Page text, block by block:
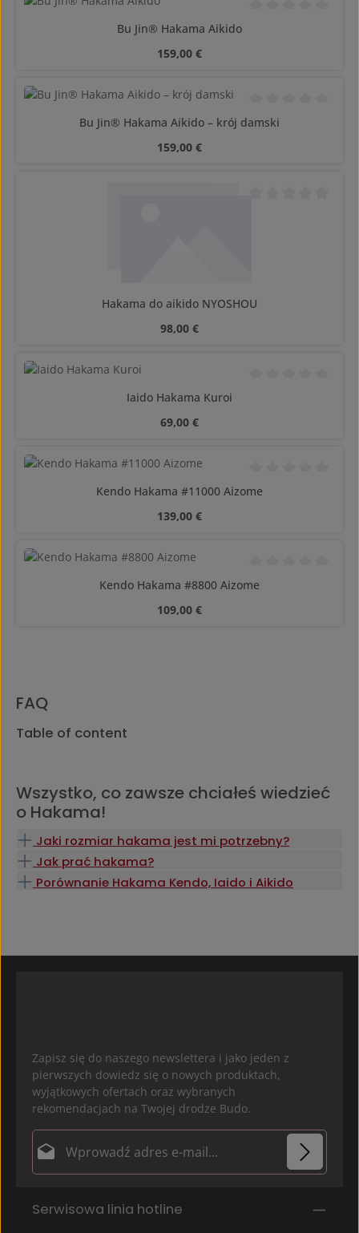
Bu Jin® Hakama Aikido
Cena regularna:
159,00 €
Średnia ocena 0 z 5
Bu Jin® Hakama Aikido – krój damski
Cena regularna:
159,00 €
Hakama do aikido NYOSHOU
Cena regularna:
98,00 €
Iaido Hakama Kuroi
Cena regularna:
69,00 €
Średnia ocena 0 z 5
Kendo Hakama #11000 Aizome
Cena regularna:
139,00 €
Średnia ocena 0 z 5
Kendo Hakama #8800 Aizome
Cena regularna:
109,00 €
FAQ
Table of content
Wszystko, co zawsze chciałeś wiedzieć
o Hakama!
Jaki rozmiar hakama jest mi potrzebny?
Jak prać hakama?
Porównanie Hakama Kendo, Iaido i Aikido
Zapisz się do naszego newslettera i jako jeden z
pierwszych dowiedz się o nowych produktach,
wyjątkowych ofertach oraz wybranych
rekomendacjach na Twojej drodze Budo.
Adres e-mail*
Wybierając kontynuuj potwierdzasz, że przeczytałeś
Pola oznaczone gwiazdką (*) są polami obowiązkowymi.
Serwisowa linia hotline